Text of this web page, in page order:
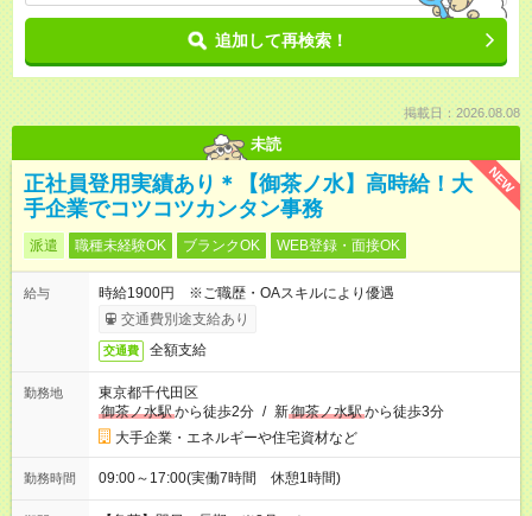
追加して再検索！
掲載日：2026.08.08
未読
NEW
正社員登用実績あり＊【御茶ノ水】高時給！大
手企業でコツコツカンタン事務
派遣 職種未経験OK ブランクOK WEB登録・面接OK
給与
時給1900円 ※ご職歴・OAスキルにより優遇
交通費別途支給あり
交通費 全額支給
勤務地
東京都千代田区
御茶ノ水駅から徒歩2分 / 新御茶ノ水駅から徒歩3分
大手企業・エネルギーや住宅資材など
勤務時間 09:00～17:00(実働7時間 休憩1時間)